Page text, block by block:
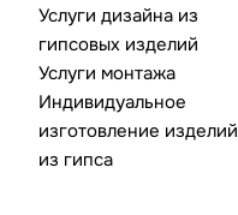
Услуги дизайна из
гипсовых изделий
Услуги монтажа
Индивидуальное
изготовление изделий
из гипса